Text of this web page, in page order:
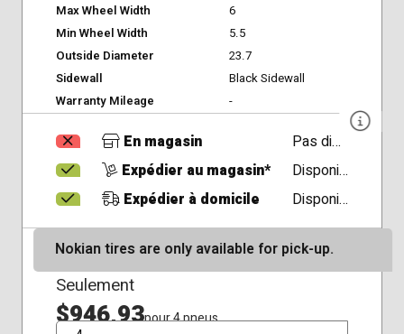
Max Wheel Width
6
Min Wheel Width
5.5
Outside Diameter
23.7
Sidewall
Black Sidewall
Warranty Mileage
-
En magasin
Pas disponible
Expédier au magasin*
Disponible
Expédier à domicile
Disponible
Nokian tires are only available for pick-up.
Seulement
$946,93pour 4 pneus